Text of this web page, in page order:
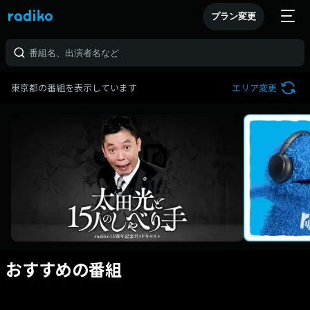
プラン変更
東京都の番組を表示しています エリア変更
おすすめの番組